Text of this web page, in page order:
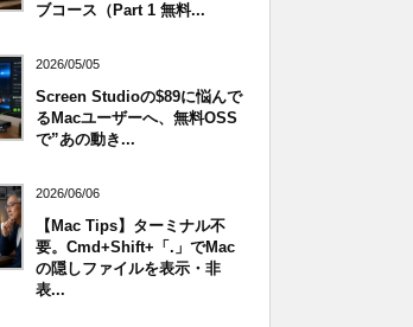
ブコース（Part 1 無料...
2026/05/05
Screen Studioの$89に悩んで
るMacユーザーへ、無料OSS
で”あの動き...
2026/06/06
【Mac Tips】ターミナル不
要。Cmd+Shift+「.」でMac
の隠しファイルを表示・非
表...